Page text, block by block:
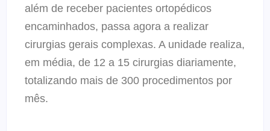
além de receber pacientes ortopédicos
encaminhados, passa agora a realizar
cirurgias gerais complexas. A unidade realiza,
em média, de 12 a 15 cirurgias diariamente,
totalizando mais de 300 procedimentos por
mês.